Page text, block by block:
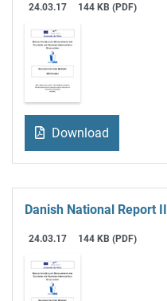
24.03.17 144 KB (PDF)
Download
Danish National Report II
24.03.17 144 KB (PDF)